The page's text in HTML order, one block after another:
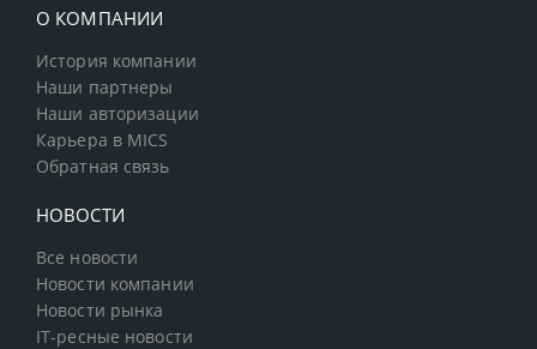
О КОМПАНИИ
История компании
Наши партнеры
Наши авторизации
Карьера в MICS
Обратная связь
НОВОСТИ
Все новости
Новости компании
Новости рынка
IT-ресные новости